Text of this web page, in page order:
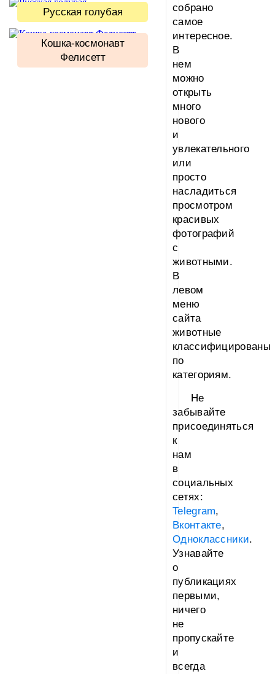
собрано
самое
интересное.
В
нем
можно
открыть
много
нового
и
увлекательного
или
просто
насладиться
просмотром
красивых
фотографий
с
животными.
В
левом
меню
сайта
животные
классифицированы
по
категориям.
Не
забывайте
присоединяться
к
нам
в
социальных
сетях:
Telegram,
Вконтакте,
Одноклассники.
Узнавайте
о
публикациях
первыми,
ничего
не
пропускайте
и
всегда
Русская голубая
Кошка-космонавт
Фелисетт